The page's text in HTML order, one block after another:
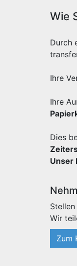
Wie
Durch
Ihre
Ihre
Dies
Unser
Wir
Zum